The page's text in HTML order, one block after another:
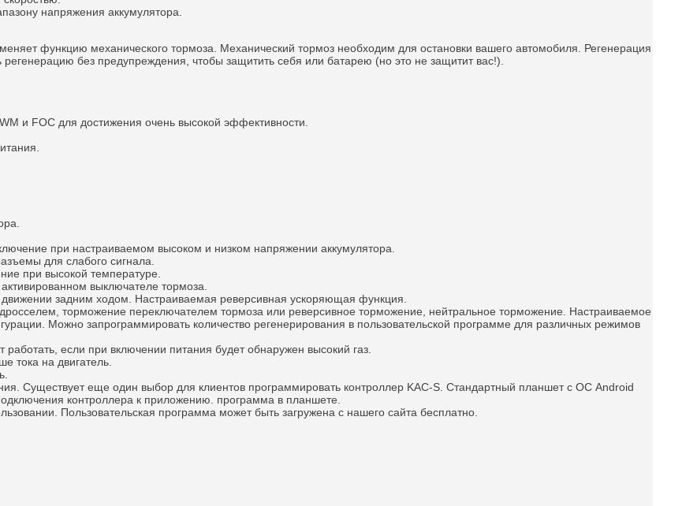
напряжения аккумулятора.
функцию механического тормоза. Механический тормоз необходим для остановки вашего автомобиля.
Регенерация
регенерацию без предупреждения, чтобы защитить себя или батарею (но это не защитит вас!).
и FOC для достижения очень высокой эффективности.
при настраиваемом высоком и низком напряжении аккумулятора.
для слабого сигнала.
при высокой температуре.
выключателе тормоза.
задним ходом.
Настраиваемая реверсивная ускоряющая функция.
торможение переключателем тормоза или реверсивное торможение, нейтральное торможение.
Настраиваемое
Можно запрограммировать количество регенерирования в пользовательской программе для различных режимов
если при включении питания будет обнаружен высокий газ.
тока на двигатель.
Существует еще один выбор для клиентов программировать контроллер KAC-S. Стандартный планшет с ОС Android
контроллера к приложению. программа в планшете.
Пользовательская программа может быть загружена с нашего сайта бесплатно.